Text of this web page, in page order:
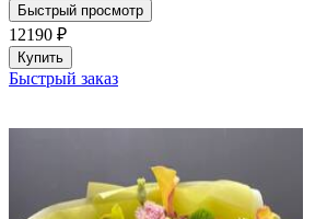
Быстрый просмотр
12190 ₽
Купить
Быстрый заказ